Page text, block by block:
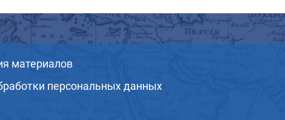
материалов
персональных данных